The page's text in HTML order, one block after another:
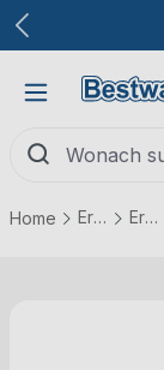
Zum Hauptinhalt
Home Ersatzteile Ersatzteile Pools